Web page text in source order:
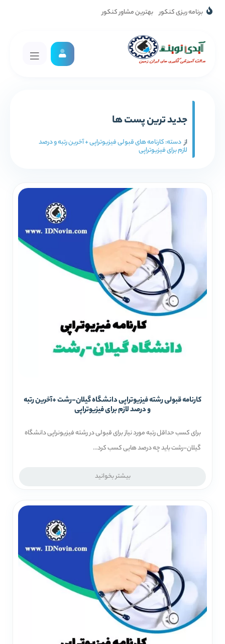
برنامه ریزی کنکور بهترین مشاور کنکور
جدید ترین پست ها
ازدسته:کارنامه های قبولی فیزیوتراپی + آخرین رتبه و درصد
لازم برای فیزیوتراپی
کارنامه قبولی رشته فیزیوتراپی دانشگاه گیلان-رشت +آخرین رتبه
و درصد لازم برای فیزیوتراپی
برای کسب حداقل رتبه مورد نیاز برای قبولی در رشته فیزیونراپی دانشگاه
گیلان-رشت باید چه درصد هایی کسب کرد...
بیشتر بخوانید